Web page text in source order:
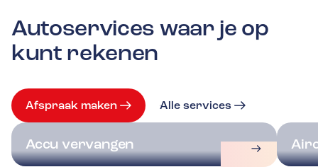
Autoservices waar je op
kunt rekenen
Afspraak maken Alle services
Accu vervangen